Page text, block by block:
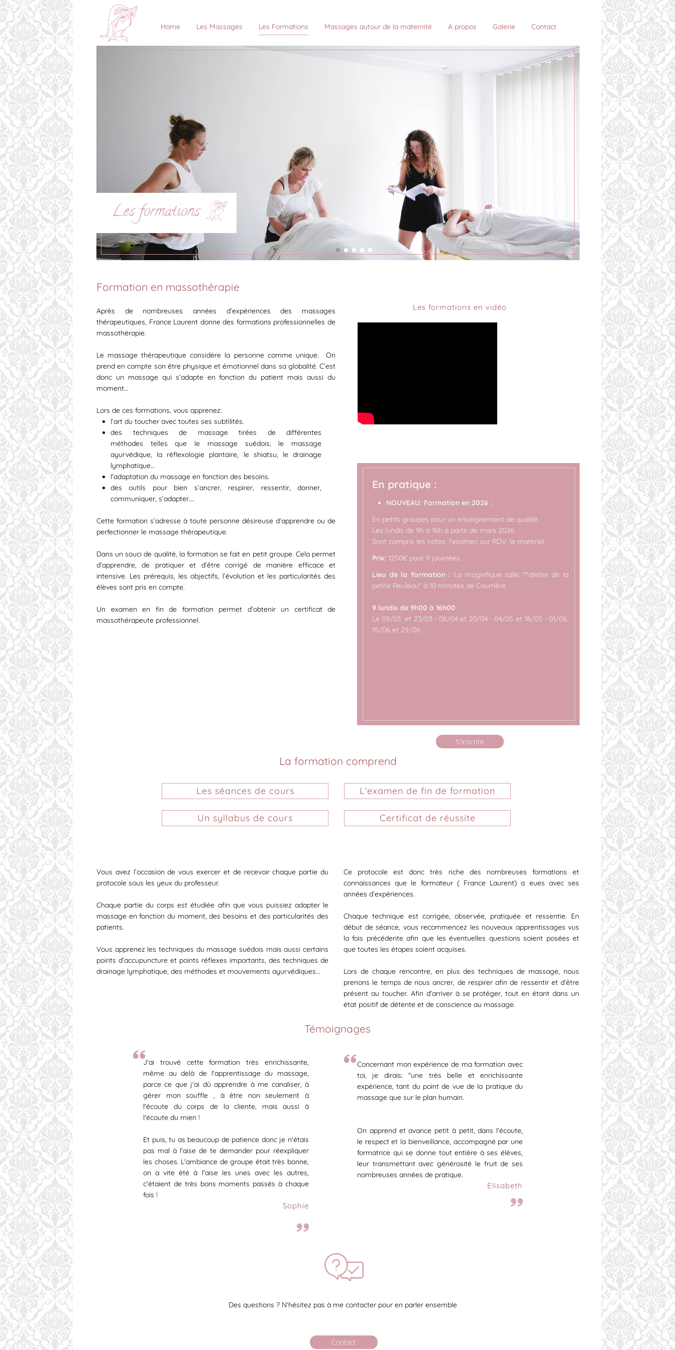
Formation en massothérapie
Après de nombreuses années d’expériences des massages
thérapeutiques, France Laurent donne des formations professionnelles de
massothérapie.
Le massage thérapeutique considère la personne comme unique. On
prend en compte son être physique et émotionnel dans sa globalité. C’est
donc un massage qui s’adapte en fonction du patient mais aussi du
moment…
Lors de ces formations, vous apprenez:
l’art du toucher avec toutes ses subtilités.
des techniques de massage tirées de différentes
méthodes telles que le massage suédois, le massage
ayurvédique, la réflexologie plantaire, le shiatsu, le drainage
lymphatique…
l'adaptation du massage en fonction des besoins.
des outils pour bien s’ancrer, respirer, ressentir, donner,
communiquer, s’adapter….
Cette formation s’adresse à toute personne désireuse d’apprendre ou de
perfectionner le massage thérapeutique.
Dans un souci de qualité, la formation se fait en petit groupe. Cela permet
d’apprendre, de pratiquer et d’être corrigé de manière efficace et
intensive. Les prérequis, les objectifs, l’évolution et les particularités des
élèves sont pris en compte.
Un examen en fin de formation permet d’obtenir un certificat de
massothérapeute professionnel.
En pratique :
NOUVEAU: Formation en 2026 :
En petits groupes pour un enseignement de qualité.
Les lundis de 9h à 16h à partir de mars 2026.
Sont compris les notes, l'examen sur RDV, le matériel.
Prix: 1250€ pour 9 journées.
Lieu de la formation : La magnifique salle "l'atelier de la
petite Reuleau" à 10 minutes de Courrière.
9 lundis de 9h00 à 16h00
Le 09/03 et 23/03 - 06/04 et 20/04 - 04/05 et 18/05 - 01/06,
15/06 et 29/06 .
S'inscrire
La formation comprend
Les séances de cours
Un syllabus de cours
L'examen de fin de formation
Certificat de réussite
Des questions ? N'hésitez pas à me contacter pour en parler ensemble
Contact
J'ai trouvé cette formation très enrichissante,
même au delà de l'apprentissage du massage,
parce ce que j'ai dû apprendre à me canaliser, à
gérer mon souffle , à être non seulement à
l'écoute du corps de la cliente, mais aussi à
l'écoute du mien !
Et puis, tu as beaucoup de patience donc je n'étais
pas mal à l'aise de te demander pour réexpliquer
les choses. L'ambiance de groupe était très bonne,
on a vite été à l'aise les unes avec les autres,
c'étaient de très bons moments passés à chaque
fois !​
Sophie
Témoignages
Concernant mon expérience de ma formation avec
toi, je dirais: "une très belle et enrichissante
expérience, tant du point de vue de la pratique du
massage que sur le plan humain.
On apprend et avance petit à petit, dans l'écoute,
le respect et la bienveillance, accompagné par une
formatrice qui se donne tout entière à ses élèves,
leur transmettant avec générosité le fruit de ses
nombreuses années de pratique.
Elisabeth
Vous avez l’occasion de vous exercer et de recevoir chaque partie du
protocole sous les yeux du professeur.
Chaque partie du corps est étudiée afin que vous puissiez adapter le
massage en fonction du moment, des besoins et des particularités des
patients.
Vous apprenez les techniques du massage suédois mais aussi certains
points d’accupuncture et points réflexes importants, des techniques de
drainage lymphatique, des méthodes et mouvements ayurvédiques...
Ce protocole est donc très riche des nombreuses formations et
connaissances que le formateur ( France Laurent) a eues avec ses
années d’expériences.
Chaque technique est corrigée, observée, pratiquée et ressentie. En
début de séance, vous recommencez les nouveaux apprentissages vus
la fois précédente afin que les éventuelles questions soient posées et
que toutes les étapes soient acquises.
Lors de chaque rencontre, en plus des techniques de massage, nous
prenons le temps de nous ancrer, de respirer afin de ressentir et d’être
présent au toucher. Afin d'arriver à se protéger, tout en étant dans un
état positif de détente et de conscience au massage.
Les formations en vidéo
Les formations
Home Les Massages Les Formations Massages autour de la maternité A propos Galerie Contact